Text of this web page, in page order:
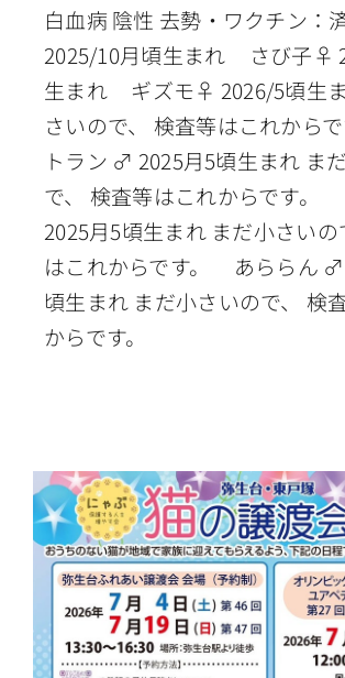
白血病 陰性 去勢・ワクチン
2025/10月頃生まれ さび子♀
生まれ ギズモ♀ 2026/5頃生
さいので、 検査等はこれから
トラン ♂ 2025月5頃生まれ ま
で、 検査等はこれからです
2025月5頃生まれ まだ小さいの
はこれからです。 あららん ♂
頃生まれ まだ小さいので、 検
からです。